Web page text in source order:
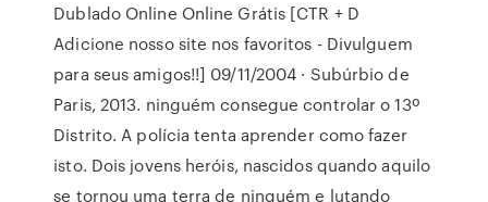
Dublado Online Online Grátis [CTR + D
Adicione nosso site nos favoritos - Divulguem
para seus amigos!!] 09/11/2004 · Subúrbio de
Paris, 2013. ninguém consegue controlar o 13º
Distrito. A polícia tenta aprender como fazer
isto. Dois jovens heróis, nascidos quando aquilo
se tornou uma terra de ninguém e lutando